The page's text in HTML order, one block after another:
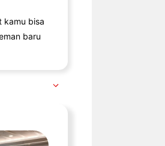
kamu bisa
baru